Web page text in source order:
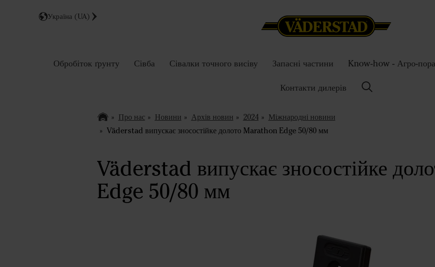
Україна (UA)
Обробіток ґрунту Сівба Сівалки точного висіву Запасні частини Know-how - Агро-
Контакти дилерів
Про нас Новини Архів новин 2024
Міжнародні новини
Väderstad випускає зносостійке долото Marathon Edge 50/80 мм
Väderstad випускає зносостійке
Edge 50/80 мм